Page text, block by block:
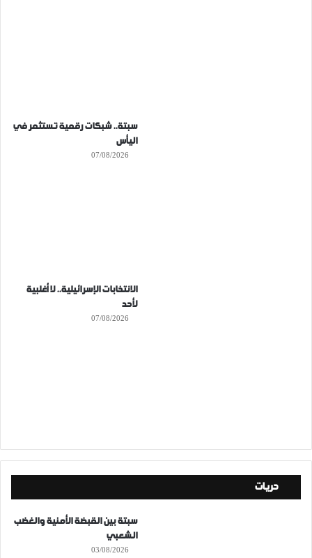
سبتة.. شبكات رقمية تستثمر في
اليأس
07/08/2026
الانتخابات الإسرائيلية.. لا أغلبية
لأحد
07/08/2026
حريات
سبتة بين القبضة الأمنية والغضب
الشعبي
03/08/2026